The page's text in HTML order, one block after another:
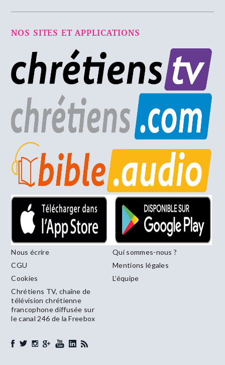
NOS SITES ET APPLICATIONS
Nous écrire
Qui sommes-nous ?
CGU
Mentions légales
Cookies
L’équipe
Chrétiens TV, chaîne de
télévision chrétienne
francophone diffusée sur
le canal 246 de la Freebox